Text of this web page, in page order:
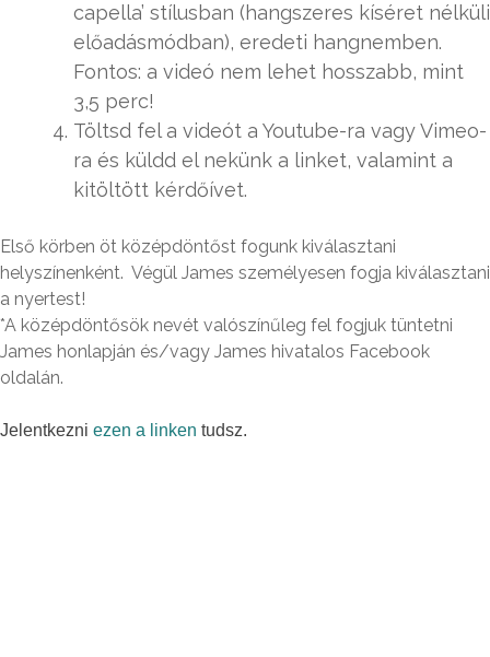
capella’ stílusban (hangszeres kíséret nélküli
előadásmódban), eredeti hangnemben.
Fontos: a videó nem lehet hosszabb, mint
3,5 perc!
Töltsd fel a videót a Youtube-ra vagy Vimeo-
ra és küldd el nekünk a linket, valamint a
kitöltött kérdőívet.
Első körben öt középdöntőst fogunk kiválasztani
helyszínenként. Végül James személyesen fogja kiválasztani
a nyertest!
*A középdöntősök nevét valószínűleg fel fogjuk tüntetni
James honlapján és/vagy James hivatalos Facebook
oldalán.
Jelentkezni ezen a linken tudsz.